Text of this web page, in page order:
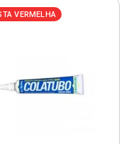
VERMELHA